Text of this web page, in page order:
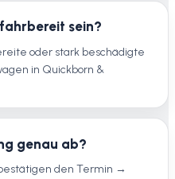
sein?
oder stark beschädigte
in Quickborn &
genau ab?
den Termin →